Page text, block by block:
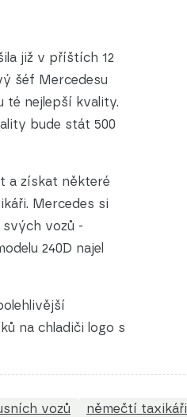
již v příštích 12
šéf Mercedesu
té nejlepší kvality.
bude stát 500
a získat některé
Mercedes si
vozů -
240D najel
na chladiči logo s
vozů němečtí taxikáři